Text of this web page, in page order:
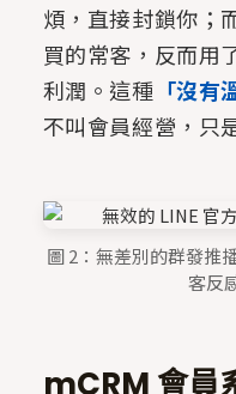
煩，直接封鎖你；
買的常客，反而用
利潤。這種 「沒有
不叫會員經營，只
圖 2：無差別的群發推
客反
mCRM 會員